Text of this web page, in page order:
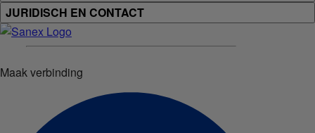
JURIDISCH EN CONTACT
Maak verbinding